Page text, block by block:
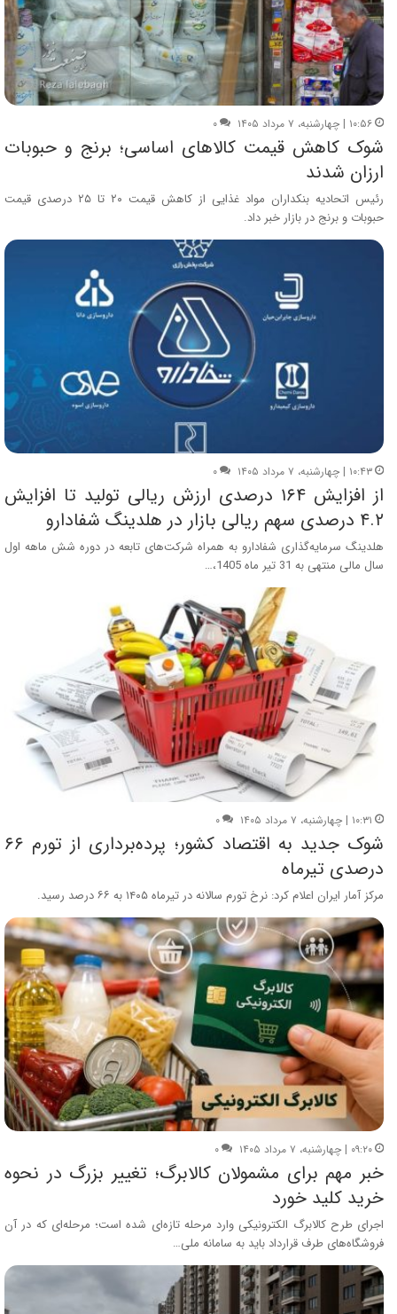
۱۰:۵۶ | چهارشنبه، ۷ مرداد ۱۴۰۵ ۰
شوک کاهش قیمت کالاهای اساسی؛ برنج و حبوبات
ارزان شدند
رئیس اتحادیه بنکداران مواد غذایی از کاهش قیمت ۲۰ تا ۲۵ درصدی قیمت
حبوبات و برنج در بازار خبر داد.
۱۰:۴۳ | چهارشنبه، ۷ مرداد ۱۴۰۵ ۰
از افزایش ۱۶۴ درصدی ارزش ریالی تولید تا افزایش
۴.۲ درصدی سهم ریالی بازار در هلدینگ شفادارو
هلدینگ سرمایه‌‌گذاری شفادارو به همراه شرکت‌های تابعه در دوره شش ‌ماهه اول
سال مالی منتهی به 31 تیر ماه 1405،…
۱۰:۳۱ | چهارشنبه، ۷ مرداد ۱۴۰۵ ۰
شوک جدید به اقتصاد کشور؛ پرده‌برداری از تورم ۶۶
درصدی تیرماه
مرکز آمار ایران اعلام کرد: نرخ تورم سالانه در تیرماه ۱۴۰۵ به ۶۶ درصد رسید.
۰۹:۲۰ | چهارشنبه، ۷ مرداد ۱۴۰۵ ۰
خبر مهم برای مشمولان کالابرگ؛ تغییر بزرگ در نحوه
خرید کلید خورد
اجرای طرح کالابرگ الکترونیکی وارد مرحله تازه‌ای شده است؛ مرحله‌ای که در آن
فروشگاه‌های طرف قرارداد باید به سامانه ملی…